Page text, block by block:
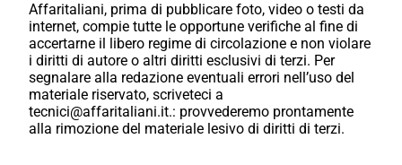
Affaritaliani, prima di pubblicare foto, video o testi da
internet, compie tutte le opportune verifiche al fine di
accertarne il libero regime di circolazione e non violare
i diritti di autore o altri diritti esclusivi di terzi. Per
segnalare alla redazione eventuali errori nell’uso del
materiale riservato, scriveteci a
tecnici@affaritaliani.it.: provvederemo prontamente
alla rimozione del materiale lesivo di diritti di terzi.